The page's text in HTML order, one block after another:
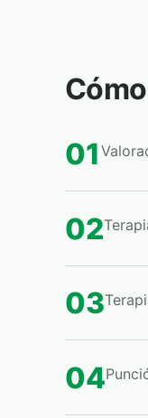
01
02
03
04